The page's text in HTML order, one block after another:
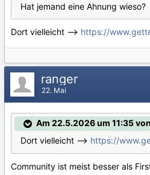
Hat jemand eine Ahnung wieso?
Dort vielleicht --> https://
ranger
22. Mai
Am 22.5.2026 um 11:35
Dort vielleicht --> https://
Community ist meist besser als